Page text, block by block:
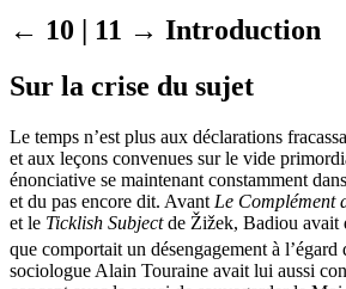
← 10 | 11 → Introduction
Sur la crise du sujet
Le temps n’est plus aux déclarations
et aux leçons convenues sur le vide
énonciative se maintenant constamment
et du pas encore dit. Avant Le Complément
et le Ticklish Subjectde Žižek, Badiou avait
que comportait un désengagement à l’égard
sociologue Alain Touraine avait lui aussi